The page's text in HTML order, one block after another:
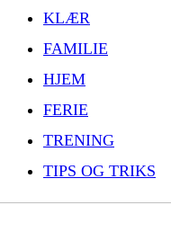
KLÆR
FAMILIE
HJEM
FERIE
TRENING
TIPS OG TRIKS